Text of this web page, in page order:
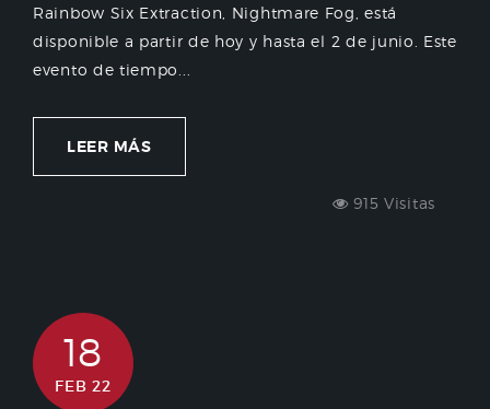
Rainbow Six Extraction, Nightmare Fog, está
disponible a partir de hoy y hasta el 2 de junio. Este
evento de tiempo...
LEER MÁS
915 Visitas
18
FEB 22